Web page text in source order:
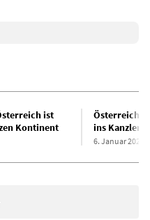
ist
Kontinent
Österreich:
ins
6. Januar 2025